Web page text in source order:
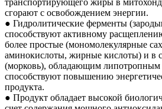
транспортирующего жиры в
сгорают с освобождением энергии.
● Гидролитические ферменты
способствуют активному
более простые (мономолекулярные
аминокислоты, жирные кислоты) и в
(морковь), обладающим липотропным
способствуют повышению
продукта.
● Продукт обладает высокой